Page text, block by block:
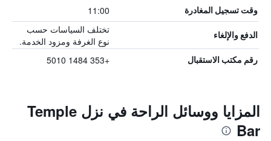
وقت تسجيل المغادرة 11:00
الدفع والإلغاء
تختلف السياسات حسب
نوع الغرفة ومزود الخدمة.
رقم مكتب الاستقبال +353 1484 5010
المزايا ووسائل الراحة في نزل Temple
Bar